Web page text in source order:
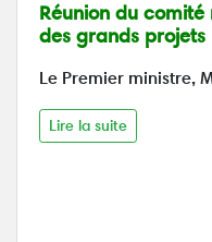
Réunion du
des grands projets
Le Premier ministre,
Lire la suite